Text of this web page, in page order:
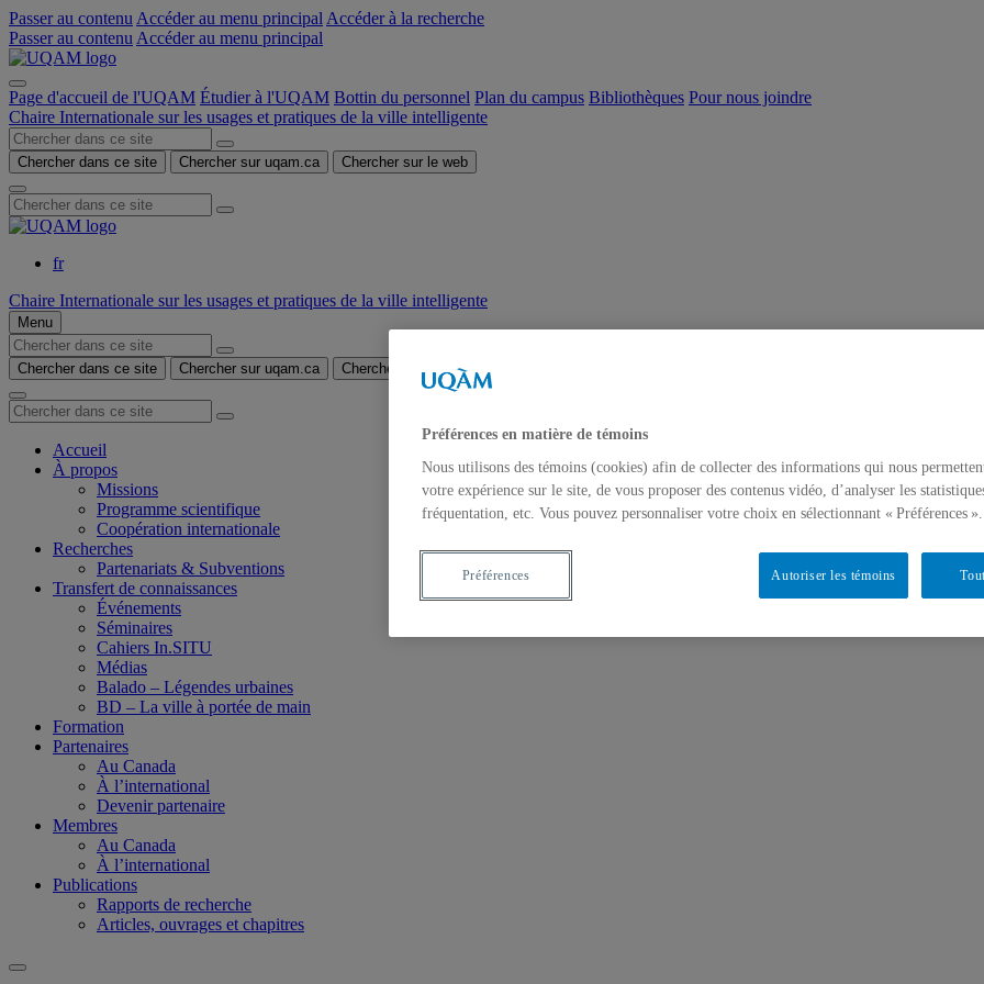
Passer au contenu Accéder au menu principal Accéder à la recherche
Passer au contenu Accéder au menu principal
Page d'accueil de l'UQAM Étudier à l'UQAM Bottin du personnel Plan du campus Bibliothèques Pour nous joindre
Chaire Internationale sur les usages et pratiques de la ville intelligente
Chercher dans ce site Chercher sur uqam.ca Chercher sur le web
fr
Chaire Internationale sur les usages et pratiques de la ville intelligente
Menu
Chercher dans ce site Chercher sur uqam.ca Chercher sur le web
Accueil
À propos
Missions
Programme scientifique
Coopération internationale
Recherches
Partenariats & Subventions
Transfert de connaissances
Événements
Séminaires
Cahiers In.SITU
Médias
Balado – Légendes urbaines
BD – La ville à portée de main
Formation
Partenaires
Au Canada
À l’international
Devenir partenaire
Membres
Au Canada
À l’international
Publications
Rapports de recherche
Articles, ouvrages et chapitres
Préférences en matière de témoins
Nous utilisons des témoins (cookies) afin de collecter des informations qui nous
votre expérience sur le site, de vous proposer des contenus vidéo, d’analyser les
fréquentation, etc. Vous pouvez personnaliser votre choix en sélectionnant « Préférences ».
Autoriser les témoins
Préférences